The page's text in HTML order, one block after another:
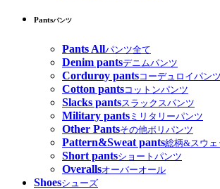
Pantsパンツ
Pants Allパンツ全て
Denim pantsデニムパンツ
Corduroy pantsコーデュロイパンツ
Cotton pantsコットンパンツ
Slacks pantsスラックスパンツ
Military pants ミリタリーパンツ
Other Pantsその他ポリパンツ
Pattern&Sweat pants総柄&スウェ
Short pantsショートパンツ
Overallsオーバーオール
Shoesシューズ